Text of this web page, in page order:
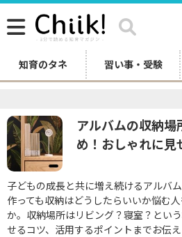
知育のタネ 習い事・受験
アルバムの収納
め！おしゃれに見
子どもの成長と共に増え続けるアルバ
作っても収納はどうしたらいいか悩む
か。収納場所はリビング？寝室？とい
せるコツ、活用するポイントまでお伝え